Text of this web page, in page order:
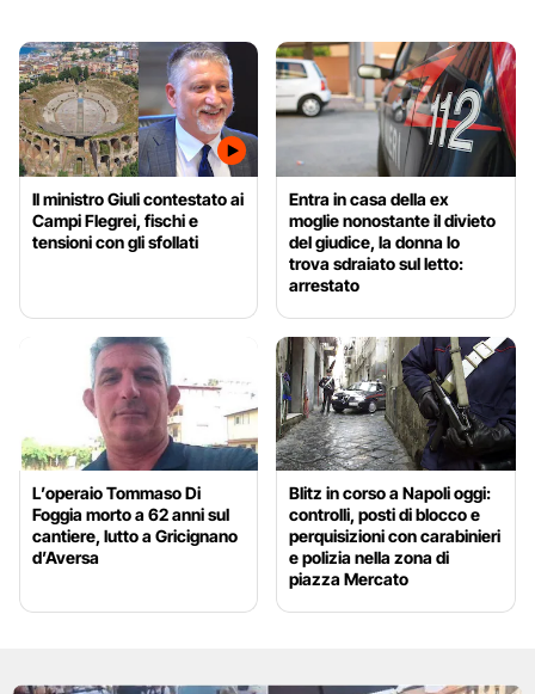
Il ministro Giuli contestato ai
Campi Flegrei, fischi e
tensioni con gli sfollati
Entra in casa della ex
moglie nonostante il divieto
del giudice, la donna lo
trova sdraiato sul letto:
arrestato
L’operaio Tommaso Di
Foggia morto a 62 anni sul
cantiere, lutto a Gricignano
d’Aversa
Blitz in corso a Napoli oggi:
controlli, posti di blocco e
perquisizioni con carabinieri
e polizia nella zona di
piazza Mercato